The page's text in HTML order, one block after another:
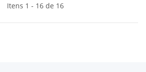
Itens 1 - 16 de 16